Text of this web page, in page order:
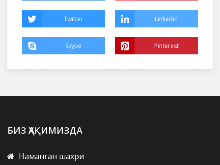
Twitter Linkedin
Skype Pinterest
БИЗ ҲАҚИМИЗДА
Наманган шахри